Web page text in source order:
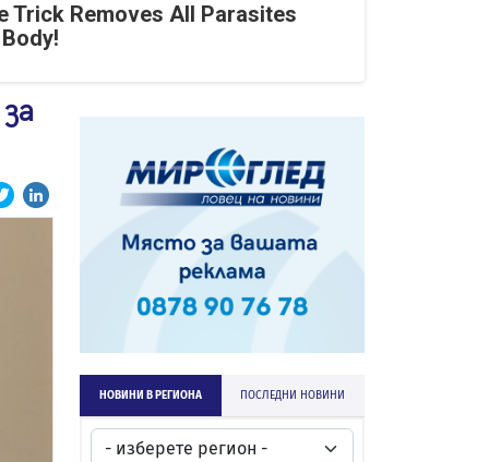
Trick Removes All Parasites
НОВИНИ В РЕГИОНА ПОСЛЕДНИ НОВИНИ